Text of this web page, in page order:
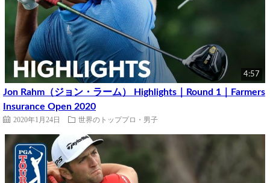
4:57
Jon Rahm（ジョン・ラーム） Highlights｜Round 1｜Farmers
Insurance Open 2020
2020年1月24日 世界のトッププロ・男子